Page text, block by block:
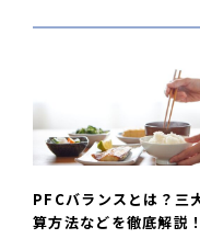
PFCバランスとは？三
算方法などを徹底解説！